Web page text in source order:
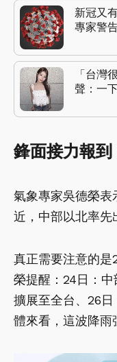
新冠又
專家警
「台灣
聲：一
鋒面接力報
氣象專家吳德榮表
近，中部以北率先
真正需要注意的是
榮提醒：24日：
擴展至全台、26
體來看，這波降雨